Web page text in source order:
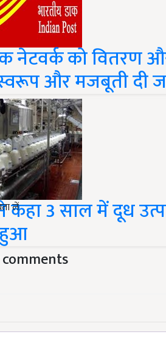
लें
नेटवर्क को वितरण
और मजबूती दी
कहा 3 साल में दूध